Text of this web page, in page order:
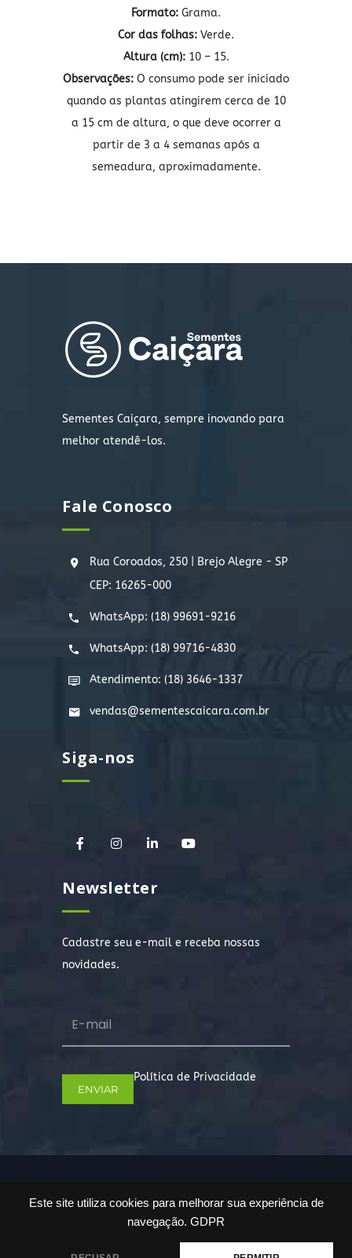
Este site utiliza cookies para melhorar sua experiência de
navegação. GDPR
Formato: Grama.
Cor das folhas: Verde.
Altura (cm):10 – 15.
Observações: O consumo pode ser iniciado
quando as plantas atingirem cerca de 10
a 15 cm de altura, o que deve ocorrer a
partir de 3 a 4 semanas após a
semeadura, aproximadamente.
Sementes Caiçara, sempre inovando para
melhor atendê-los.
Fale Conosco
Rua Coroados, 250 | Brejo Alegre - SP
CEP: 16265-000
WhatsApp: (18) 99691-9216
WhatsApp: (18) 99716-4830
Atendimento: (18) 3646-1337
vendas@sementescaicara.com.br
Siga-nos
Newsletter
Cadastre seu e-mail e receba nossas
novidades.
Política de Privacidade
reservados.